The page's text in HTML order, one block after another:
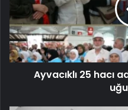
Ayvacıklı 25 hacı